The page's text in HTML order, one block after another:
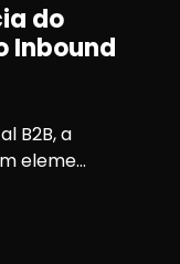
do
Inbound
B2B, a
eleme...